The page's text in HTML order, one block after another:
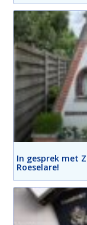
In gesprek met
Roeselare!